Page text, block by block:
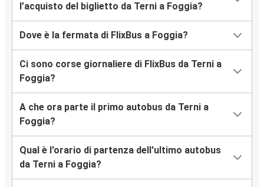
l’acquisto del biglietto da Terni a Foggia?
Dove è la fermata di FlixBus a Foggia?
Ci sono corse giornaliere di FlixBus da Terni a
Foggia?
A che ora parte il primo autobus da Terni a
Foggia?
Qual è l'orario di partenza dell'ultimo autobus
da Terni a Foggia?